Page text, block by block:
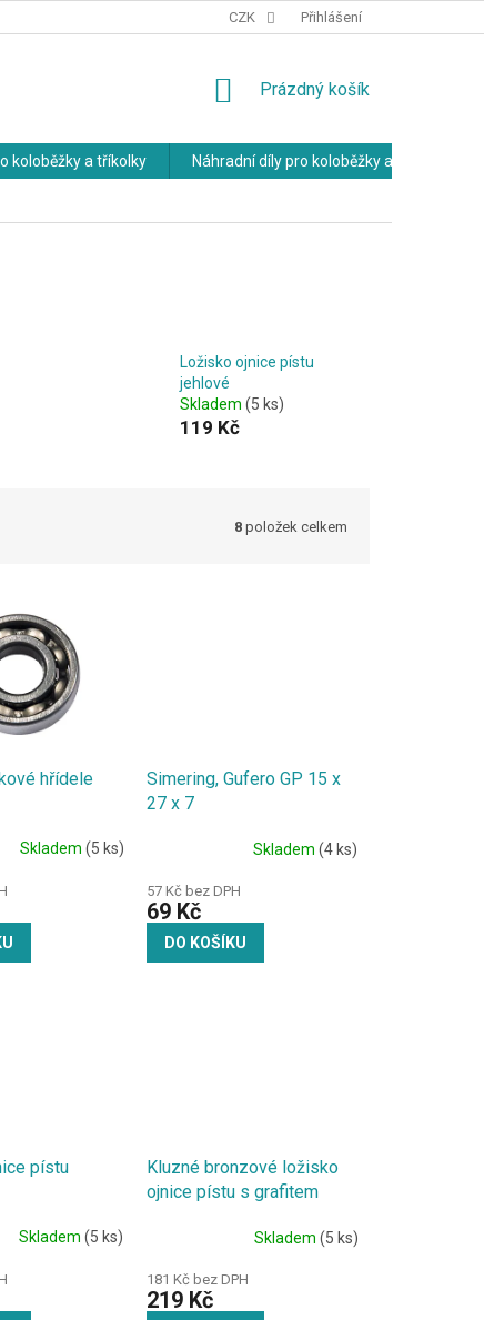
ÚDAJŮ OBCHODNÍ PODMÍNKY
CZK Přihlášení
NÁKUPNÍ
Prázdný košík
koloběžky a tříkolky Náhradní díly pro koloběžky a tříkolky
Ložisko ojnice pístu
jehlové
Skladem (5 ks)
119 Kč
8 položek celkem
hřídele
Skladem(5 ks)
Simering, Gufero GP 15 x
27 x 7
Skladem (4 ks)
57 Kč bez DPH
69 Kč
DO KOŠÍKU
pístu
Skladem(5 ks)
Kluzné bronzové ložisko
ojnice pístu s grafitem
Skladem (5 ks)
181 Kč bez DPH
219 Kč